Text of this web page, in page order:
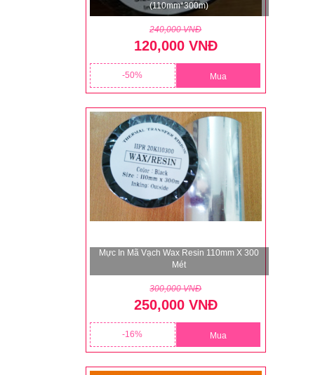
(110mm*300m)
240,000 VNĐ
120,000 VNĐ
50 Mua
Mực In Mã Vạch Wax Resin 110mm X 300
Mét
300,000 VNĐ
250,000 VNĐ
16 Mua